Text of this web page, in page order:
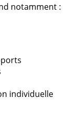
notamment :
individuelle